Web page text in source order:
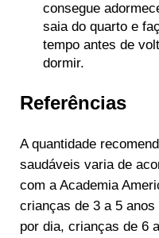
consegue
saia do quarto e
tempo antes de
dormir.
Referências
A quantidade
saudáveis varia de
com a Academia
crianças de 3 a 5
por dia, crianças de 6